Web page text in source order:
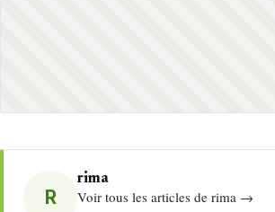
R
rima
Voir tous les articles de rima →